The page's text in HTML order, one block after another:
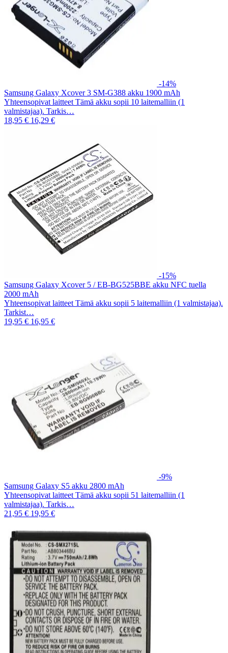
-14%
Samsung Galaxy Xcover 3 SM-G388 akku 1900 mAh
Yhteensopivat laitteet Tämä akku sopii 10 laitemalliin (1
valmistajaa). Tarkis…
18,95 € 16,29 €
-15%
Samsung Galaxy Xcover 5 / EB-BG525BBE akku NFC tuella
2000 mAh
Yhteensopivat laitteet Tämä akku sopii 5 laitemalliin (1 valmistajaa).
Tarkist…
19,95 € 16,95 €
-9%
Samsung Galaxy S5 akku 2800 mAh
Yhteensopivat laitteet Tämä akku sopii 51 laitemalliin (1
valmistajaa). Tarkis…
21,95 € 19,95 €